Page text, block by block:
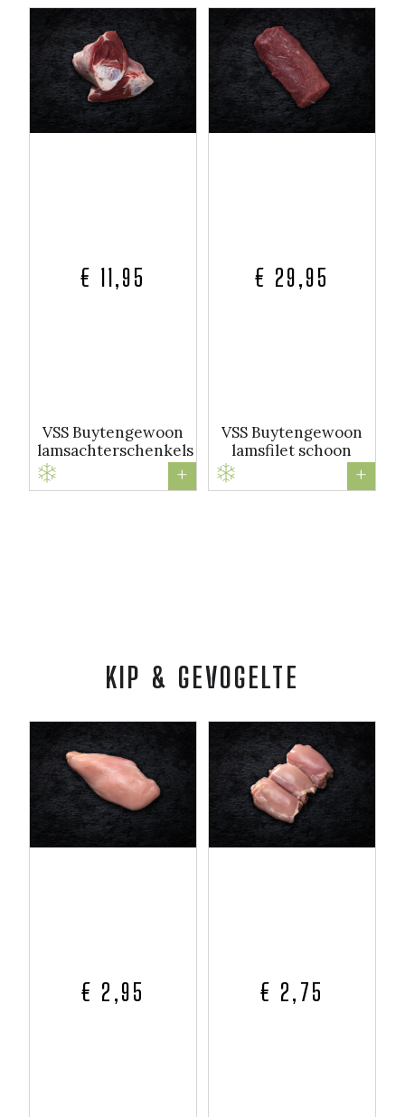
€ 11,95
VSS Buytengewoon
lamsachterschenkels
+
€ 29,95
VSS Buytengewoon
lamsfilet schoon
+
KIP & GEVOGELTE
€ 2,95 € 2,75